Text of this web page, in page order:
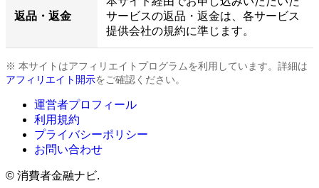
返品・返金
サービスの返品・返金は、各サービス
提供会社の規約に準じます。
※ 本サイトはアフィリエイトプログラムを利用しています。詳細は
アフィリエイト開示をご確認ください。
運営者プロフィール
利用規約
プライバシーポリシー
お問い合わせ
© 消費者金融ナビ.